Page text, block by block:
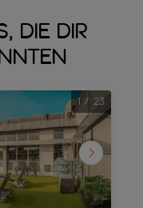
die dir
1 / 23